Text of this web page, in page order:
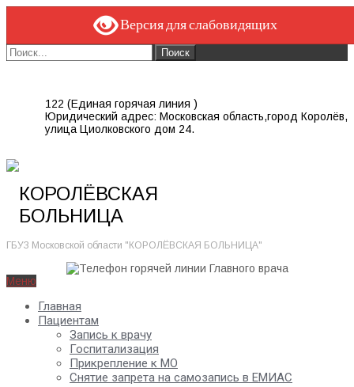
Версия для слабовидящих
122 (Единая горячая линия )
Юридический адрес: Московская область,город Королёв,
улица Циолковского дом 24.
КОРОЛЁВСКАЯ
БОЛЬНИЦА
ГБУЗ Московской области "КОРОЛЁВСКАЯ БОЛЬНИЦА"
Меню
Главная
Пациентам
Запись к врачу
Госпитализация
Прикрепление к МО
Снятие запрета на самозапись в ЕМИАС